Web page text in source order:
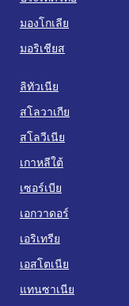
มองโกเลีย
มอริเชียส
ลิทัวเนีย
สโลวาเกีย
สโลวีเนีย
เกาหลีใต้
เซอร์เบีย
เอกวาดอร์
เอริเทรีย
เอสโตเนีย
แทนซาเนีย